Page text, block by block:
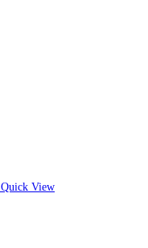
Quick View